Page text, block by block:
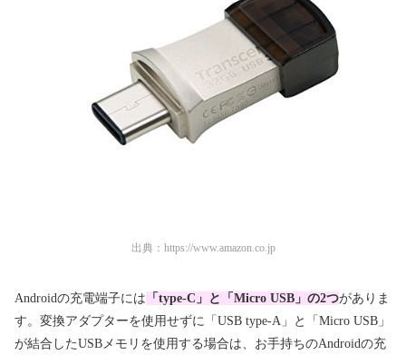
出典： https://www.amazon.co.jp
Androidの充電端子には 「type-C」と「Micro USB」の2つがありま
す。変換アダプターを使用せずに「USB type-A」と「Micro USB」
が結合したUSBメモリを使用する場合は、お手持ちのAndroidの充